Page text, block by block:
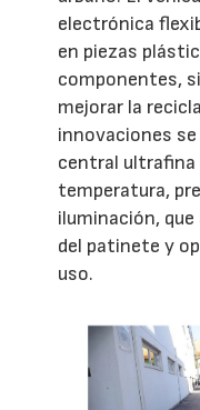
electrónica
en piezas
componentes,
mejorar la
innovaciones
central ultrafina
temperatura,
iluminación,
del patinete y
uso.